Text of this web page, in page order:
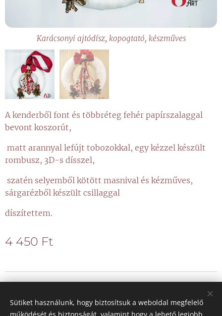
Karácsonyi ajtódísz, kopogtató, készműves
A kenderből font és többréteg fehér papírszalaggal
bevont koszorút,
matt arannyal lefújt tobozokkal, egy kézzel készült
rombusz, 3D-s dísszel,
szatén selyemből kötött masnival és kézműves,
sárgarézből készült csillaggal
díszítettem.
4 450 Ft
Sütik
Sütiket használunk, hogy biztosítsuk a weboldal megfelelő